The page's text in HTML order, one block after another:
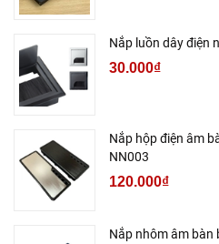
Nắp luồn dây điện
30.000₫
Nắp hộp điện âm
NN003
120.000₫
Nắp nhôm âm bàn